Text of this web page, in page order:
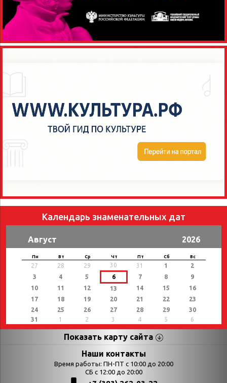
Календарь знаменательных дат
Август 2026
Пн Вт Ср Чт Пт Сб Вс
27 28 29 30 31 1
2
3
4 5 6 7 8
9
10
11 12 13 14 15
16
17
18 19 20 21 22
23
24
25 26 27 28 29
30
31
1 2 3 4 5 6
Показать карту сайта
Страницы Категории
Выставки
Наши контакты
Время работы: ПН-ПТ с 10:00 до 20:00
СБ с 12:00 до 20:00